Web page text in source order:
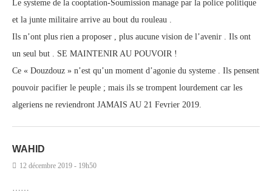
Le systeme de la cooptation-Soumission manage par la police politique
et la junte militaire arrive au bout du rouleau .
Ils n’ont plus rien a proposer , plus aucune vision de l’avenir . Ils ont
un seul but . SE MAINTENIR AU POUVOIR !
Ce « Douzdouz » n’est qu’un moment d’agonie du systeme . Ils pensent
pouvoir pacifier le peuple ; mais ils se trompent lourdement car les
algeriens ne reviendront JAMAIS AU 21 Fevrier 2019.
WAHID
12 décembre 2019 - 19h50
……